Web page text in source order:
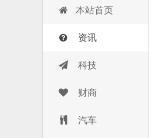
商讯 本站首页
资讯
科技
财商
汽车